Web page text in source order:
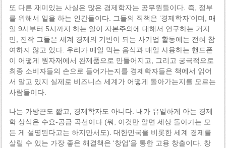
또 다른 재미있는 사실은 많은 경제학자는 공무원들이다. 즉, 정부
를 위해서 일을 하는 인간들이다. 그들의 직책은 ‘경제학자’이며, 매
일 9시부터 5시까지 하는 일이 자본주의에 대해서 연구하는 거지
만, 진작 그들은 세계 경제의 기반이 되는 사기업 활동에는 전혀 참
여하지 않고 있다. 우리가 매일 먹는 음식과 매일 사용하는 핸드폰
이 어떻게 원자재에서 완제품으로 만들어지고, 그리고 궁극적으로
최종 소비자들의 손으로 들어가는지를 경제학자들은 책에서 읽어
서 알고 있지 실제로 비즈니스 세계가 어떻게 돌아가는지를 모르는
사람들이다.
나는 가방끈도 짧고, 경제학자도 아니다. 내가 유일하게 아는 경제
학 상식은 수요-공급 곡선이다 (뭐, 이것만 알면 세상 돌아가는 모
든 게 설명된다고는 하지만서도). 대한민국을 비롯한 세계 경제를
살릴 수 있는 가장 좋은 해결책은 ‘창업’을 통한 고용 창출이다. 창